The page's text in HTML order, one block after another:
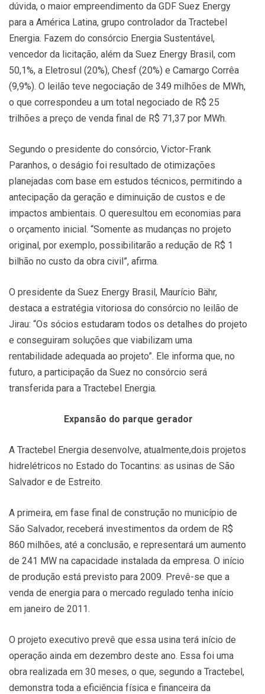
dúvida, o maior empreendimento da GDF Suez Energy
para a América Latina, grupo controlador da Tractebel
Energia. Fazem do consórcio Energia Sustentável,
vencedor da licitação, além da Suez Energy Brasil, com
50,1%, a Eletrosul (20%), Chesf (20%) e Camargo Corrêa
(9,9%). O leilão teve negociação de 349 milhões de MWh,
o que correspondeu a um total negociado de R$ 25
trilhões a preço de venda final de R$ 71,37 por MWh.
Segundo o presidente do consórcio, Victor-Frank
Paranhos, o deságio foi resultado de otimizações
planejadas com base em estudos técnicos, permitindo a
antecipação da geração e diminuição de custos e de
impactos ambientais. O queresultou em economias para
o orçamento inicial. “Somente as mudanças no projeto
original, por exemplo, possibilitarão a redução de R$ 1
bilhão no custo da obra civil”, afirma.
O presidente da Suez Energy Brasil, Maurício Bähr,
destaca a estratégia vitoriosa do consórcio no leilão de
Jirau: “Os sócios estudaram todos os detalhes do projeto
e conseguiram soluções que viabilizam uma
rentabilidade adequada ao projeto”. Ele informa que, no
futuro, a participação da Suez no consórcio será
transferida para a Tractebel Energia.
Expansão do parque gerador
A Tractebel Energia desenvolve, atualmente,dois projetos
hidrelétricos no Estado do Tocantins: as usinas de São
Salvador e de Estreito.
A primeira, em fase final de construção no município de
São Salvador, receberá investimentos da ordem de R$
860 milhões, até a conclusão, e representará um aumento
de 241 MW na capacidade instalada da empresa. O início
de produção está previsto para 2009. Prevê-se que a
venda de energia para o mercado regulado tenha início
em janeiro de 2011.
O projeto executivo prevê que essa usina terá início de
operação ainda em dezembro deste ano. Essa foi uma
obra realizada em 30 meses, o que, segundo a Tractebel,
demonstra toda a eficiência física e financeira da